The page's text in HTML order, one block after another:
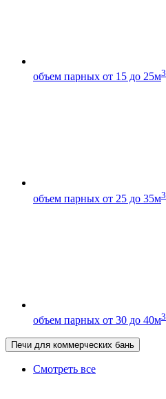
объем парных от 15 до 25м3
объем парных от 25 до 35м3
объем парных от 30 до 40м3
Печи для коммерческих бань
Смотреть все